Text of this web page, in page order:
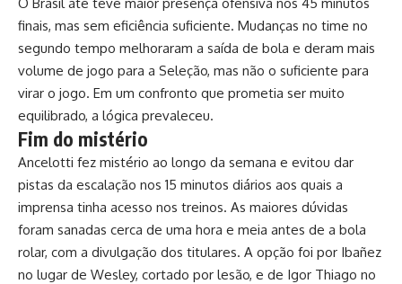
finais, mas sem eficiência suficiente. Mudanças no time no
segundo tempo melhoraram a saída de bola e deram mais
volume de jogo para a Seleção, mas não o suficiente para
virar o jogo. Em um confronto que prometia ser muito
equilibrado, a lógica prevaleceu.
Fim do mistério
Ancelotti fez mistério ao longo da semana e evitou dar
pistas da escalação nos 15 minutos diários aos quais a
imprensa tinha acesso nos treinos. As maiores dúvidas
foram sanadas cerca de uma hora e meia antes de a bola
rolar, com a divulgação dos titulares. A opção foi por Ibañez
no lugar de Wesley, cortado por lesão, e de Igor Thiago no